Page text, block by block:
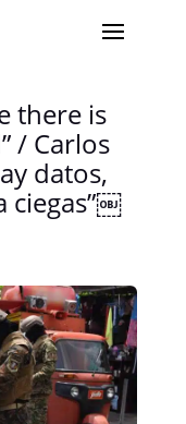
there is
/ Carlos
datos,
ciegas”￼